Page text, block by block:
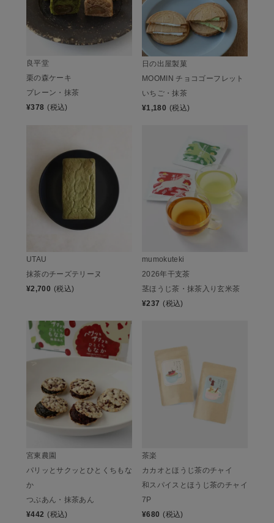
良平堂
栗の森ケーキ
プレーン・抹茶
¥378 (税込)
日の出屋製菓
MOOMIN チョコゴーフレット
いちご・抹茶
¥1,180 (税込)
UTAU
抹茶のチーズテリーヌ
¥2,700 (税込)
mumokuteki
2026年干支茶
茎ほうじ茶・抹茶入り玄米茶
¥237 (税込)
宮東農園
パリッとサクッとひとくちもな
か
つぶあん・抹茶あん
¥442 (税込)
茶楽
カカオとほうじ茶のチャイ
和スパイスとほうじ茶のチャイ
7P
¥680 (税込)